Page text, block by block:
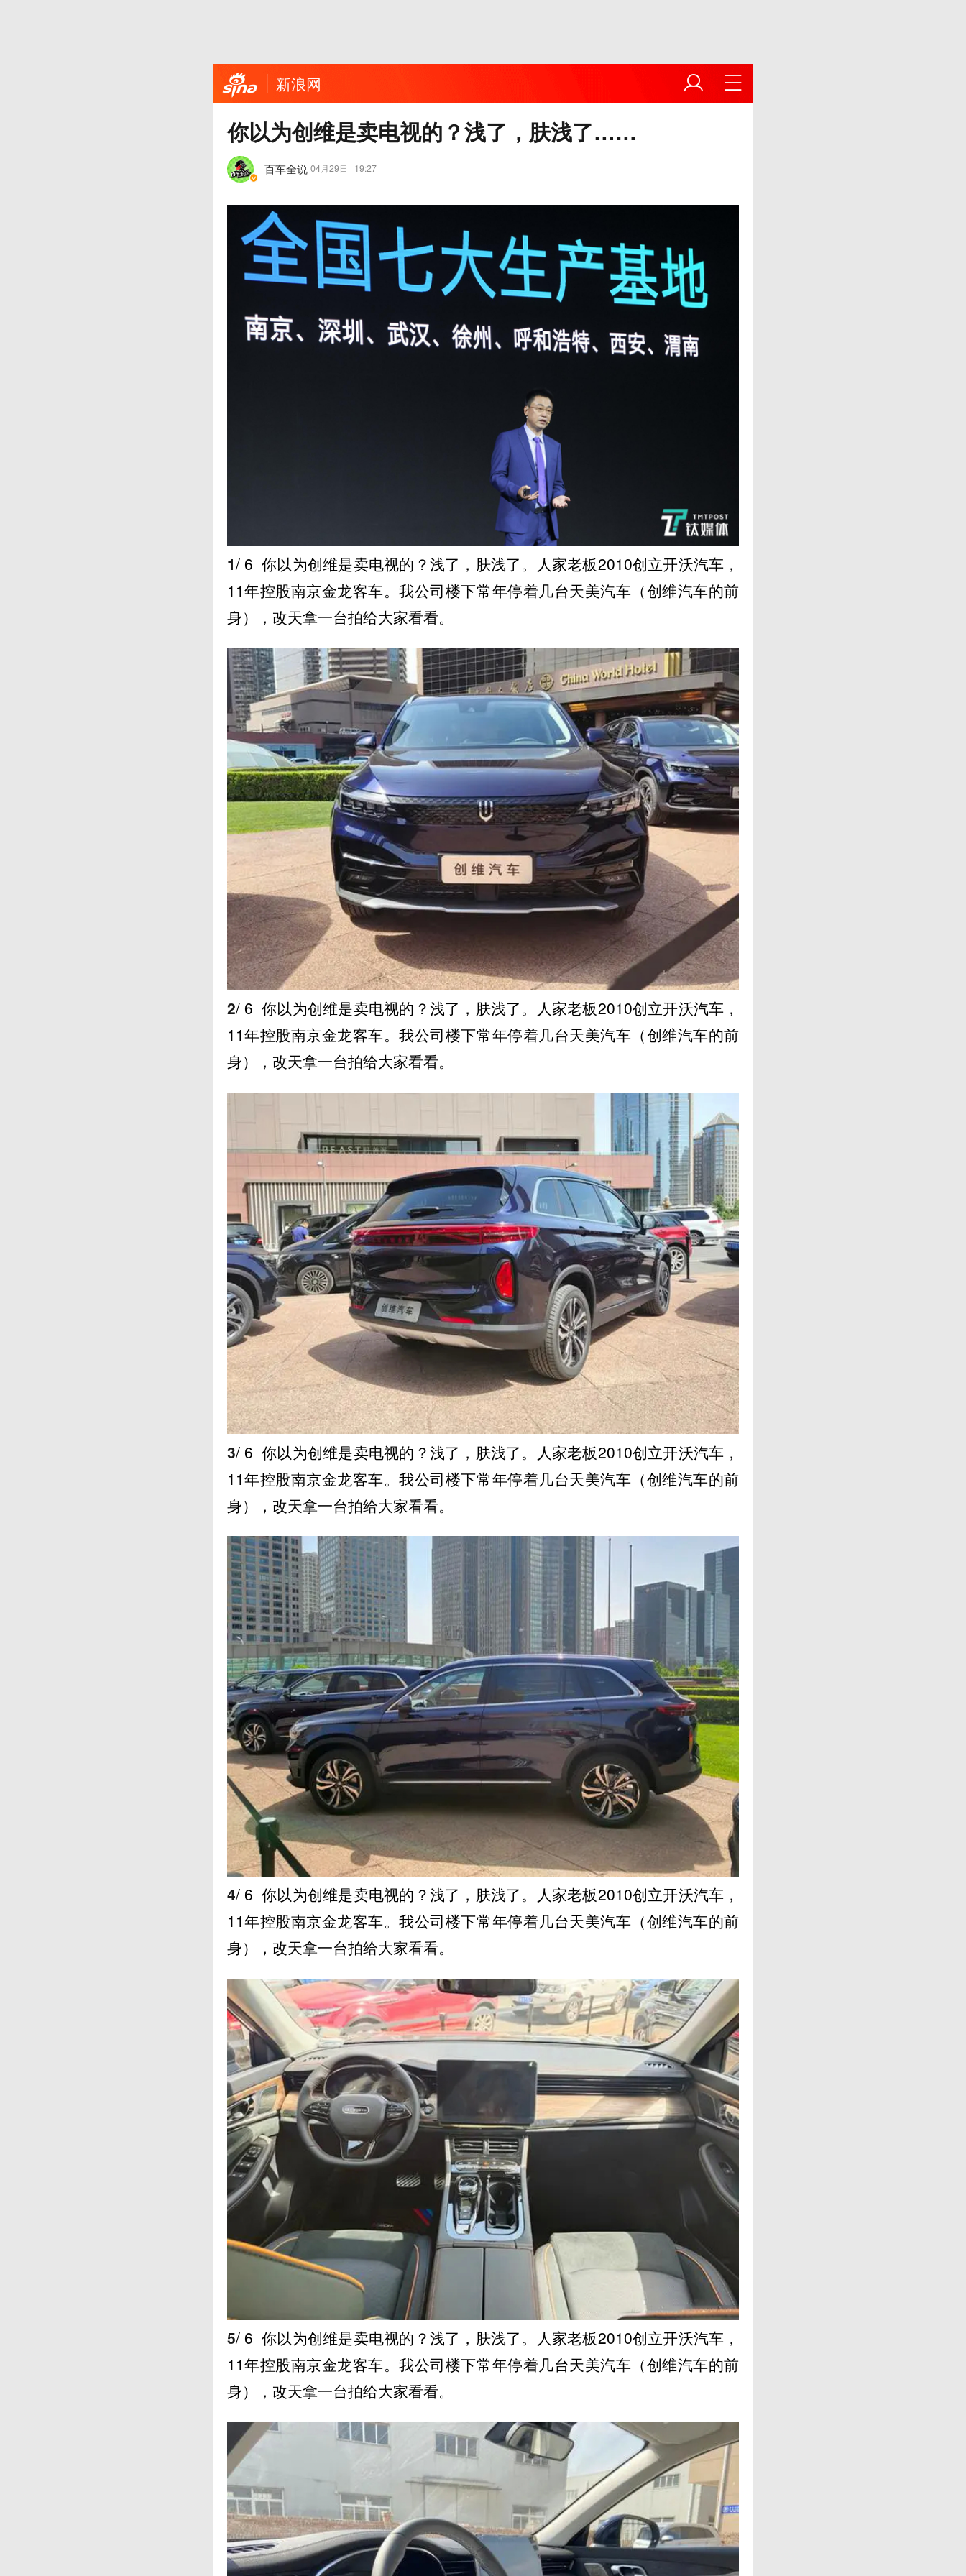
新浪网
你以为创维是卖电视的？浅了，肤浅了……
百车全说 04月29日 19:27
1/ 6 你以为创维是卖电视的？浅了，肤浅了。人家老板2010创立开沃汽车，
11年控股南京金龙客车。我公司楼下常年停着几台天美汽车（创维汽车的前
身），改天拿一台拍给大家看看。 ​
2/ 6 你以为创维是卖电视的？浅了，肤浅了。人家老板2010创立开沃汽车，
11年控股南京金龙客车。我公司楼下常年停着几台天美汽车（创维汽车的前
身），改天拿一台拍给大家看看。 ​
3/ 6 你以为创维是卖电视的？浅了，肤浅了。人家老板2010创立开沃汽车，
11年控股南京金龙客车。我公司楼下常年停着几台天美汽车（创维汽车的前
身），改天拿一台拍给大家看看。 ​
4/ 6 你以为创维是卖电视的？浅了，肤浅了。人家老板2010创立开沃汽车，
11年控股南京金龙客车。我公司楼下常年停着几台天美汽车（创维汽车的前
身），改天拿一台拍给大家看看。 ​
5/ 6 你以为创维是卖电视的？浅了，肤浅了。人家老板2010创立开沃汽车，
11年控股南京金龙客车。我公司楼下常年停着几台天美汽车（创维汽车的前
身），改天拿一台拍给大家看看。 ​